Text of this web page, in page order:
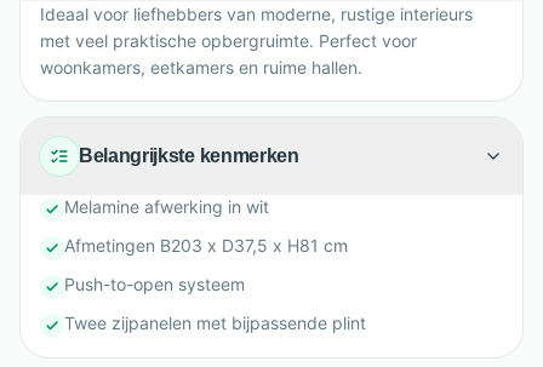
Ideaal voor liefhebbers van moderne, rustige interieurs
met veel praktische opbergruimte. Perfect voor
woonkamers, eetkamers en ruime hallen.
Belangrijkste kenmerken
Melamine afwerking in wit
Afmetingen B203 x D37,5 x H81 cm
Push-to-open systeem
Twee zijpanelen met bijpassende plint